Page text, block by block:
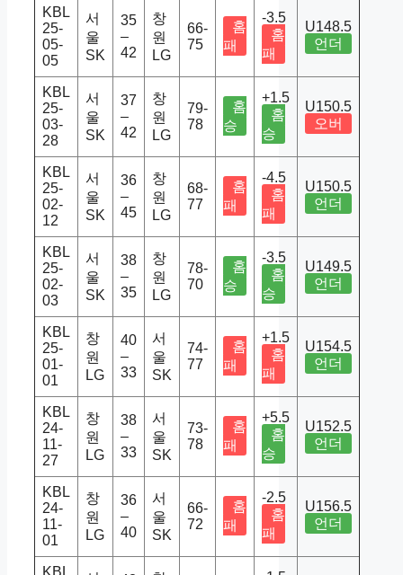
KBL
25-
05-
05
서
울
SK
35
–
42
창
원
LG
66-
75
홈
패
-3.5
홈
패
U148.5
언더
KBL
25-
03-
28
서
울
SK
37
–
42
창
원
LG
79-
78
홈
승
+1.5
홈
승
U150.5
오버
KBL
25-
02-
12
서
울
SK
36
–
45
창
원
LG
68-
77
홈
패
-4.5
홈
패
U150.5
언더
KBL
25-
02-
03
서
울
SK
38
–
35
창
원
LG
78-
70
홈
승
-3.5
홈
승
U149.5
언더
KBL
25-
01-
01
창
원
LG
40
–
33
서
울
SK
74-
77
홈
패
+1.5
홈
패
U154.5
언더
KBL
24-
11-
27
창
원
LG
38
–
33
서
울
SK
73-
78
홈
패
+5.5
홈
승
U152.5
언더
KBL
24-
11-
01
창
원
LG
36
–
40
서
울
SK
66-
72
홈
패
-2.5
홈
패
U156.5
언더
KBL